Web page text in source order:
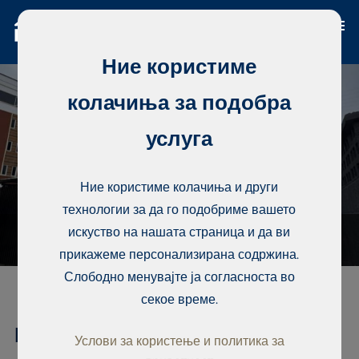
Кондоминиум, Lekki Phase1,
Ние користиме
колачиња за подобра
услуга
Ние користиме колачиња и други
технологии за да го подобриме вашето
искуство на нашата страница и да ви
прикажеме персонализирана содржина.
Слободно менувајте ја согласноста во
секое време.
Услови за користење и политика за